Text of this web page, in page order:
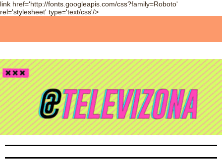
link href='http://fonts.googleapis.com/css?family=Roboto'
rel='stylesheet' type='text/css'/>